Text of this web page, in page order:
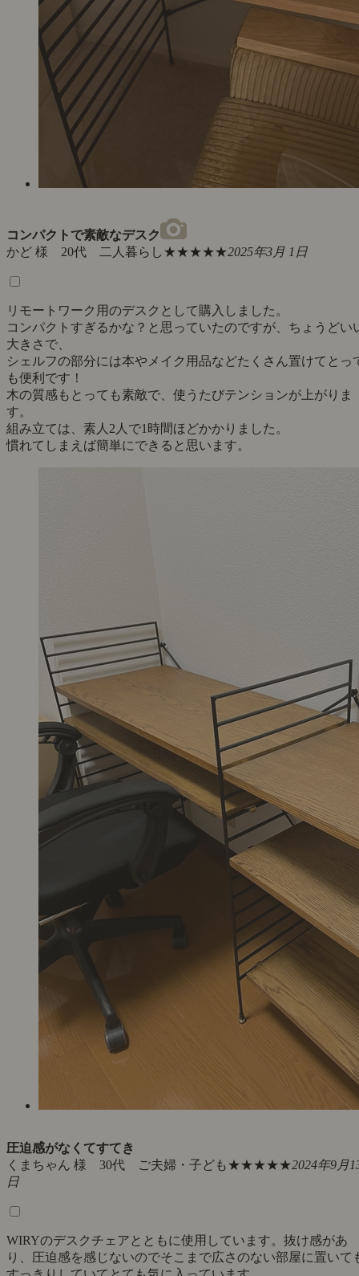
コンパクトで素敵なデスク
かど 様 20代 二人暮らし★★★★★2025年3月 1日
リモートワーク用のデスクとして購入しました。
コンパクトすぎるかな？と思っていたのですが、ちょうどい
大きさで、
シェルフの部分には本やメイク用品などたくさん置けてとっ
も便利です！
木の質感もとっても素敵で、使うたびテンションが上がりま
す。
組み立ては、素人2人で1時間ほどかかりました。
慣れてしまえば簡単にできると思います。
圧迫感がなくてすてき
くまちゃん 様 30代 ご夫婦・子ども★★★★★2024年9月
日
WIRYのデスクチェアとともに使用しています。抜け感があ
り、圧迫感を感じないのでそこまで広さのない部屋に置いて